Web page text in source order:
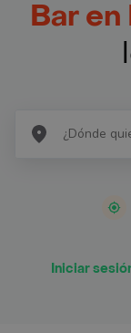
Bar en
Iniciar